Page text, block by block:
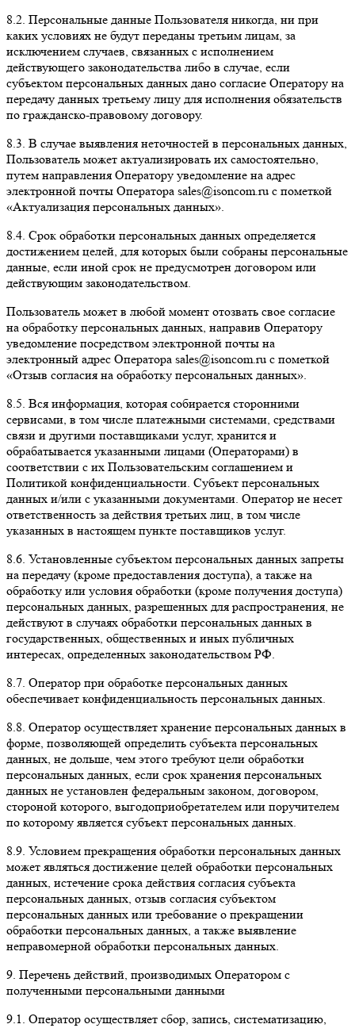
8.2. Персональные данные Пользователя никогда, ни при
каких условиях не будут переданы третьим лицам, за
исключением случаев, связанных с исполнением
действующего законодательства либо в случае, если
субъектом персональных данных дано согласие Оператору на
передачу данных третьему лицу для исполнения обязательств
по гражданско-правовому договору.
8.3. В случае выявления неточностей в персональных данных,
Пользователь может актуализировать их самостоятельно,
путем направления Оператору уведомление на адрес
электронной почты Оператора sales@isoncom.ru с пометкой
«Актуализация персональных данных».
8.4. Срок обработки персональных данных определяется
достижением целей, для которых были собраны персональные
данные, если иной срок не предусмотрен договором или
действующим законодательством.
Пользователь может в любой момент отозвать свое согласие
на обработку персональных данных, направив Оператору
уведомление посредством электронной почты на
электронный адрес Оператора sales@isoncom.ru с пометкой
«Отзыв согласия на обработку персональных данных».
8.5. Вся информация, которая собирается сторонними
сервисами, в том числе платежными системами, средствами
связи и другими поставщиками услуг, хранится и
обрабатывается указанными лицами (Операторами) в
соответствии с их Пользовательским соглашением и
Политикой конфиденциальности. Субъект персональных
данных и/или с указанными документами. Оператор не несет
ответственность за действия третьих лиц, в том числе
указанных в настоящем пункте поставщиков услуг.
8.6. Установленные субъектом персональных данных запреты
на передачу (кроме предоставления доступа), а также на
обработку или условия обработки (кроме получения доступа)
персональных данных, разрешенных для распространения, не
действуют в случаях обработки персональных данных в
государственных, общественных и иных публичных
интересах, определенных законодательством РФ.
8.7. Оператор при обработке персональных данных
обеспечивает конфиденциальность персональных данных.
8.8. Оператор осуществляет хранение персональных данных в
форме, позволяющей определить субъекта персональных
данных, не дольше, чем этого требуют цели обработки
персональных данных, если срок хранения персональных
данных не установлен федеральным законом, договором,
стороной которого, выгодоприобретателем или поручителем
по которому является субъект персональных данных.
8.9. Условием прекращения обработки персональных данных
может являться достижение целей обработки персональных
данных, истечение срока действия согласия субъекта
персональных данных, отзыв согласия субъектом
персональных данных или требование о прекращении
обработки персональных данных, а также выявление
неправомерной обработки персональных данных.
9. Перечень действий, производимых Оператором с
полученными персональными данными
9.1. Оператор осуществляет сбор, запись, систематизацию,